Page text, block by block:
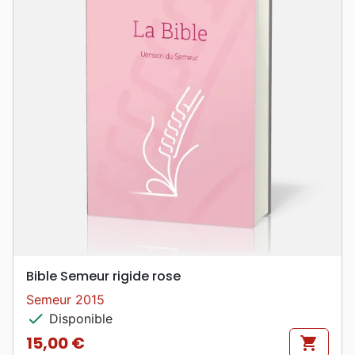
Bible Semeur rigide rose
Semeur 2015
check Disponible
Prix
15,00 € shopping_cart